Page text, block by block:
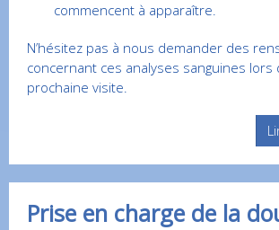
commencent à apparaître.
N’hésitez pas à nous demander des
concernant ces analyses sanguines lors
prochaine visite.
Prise en charge de la